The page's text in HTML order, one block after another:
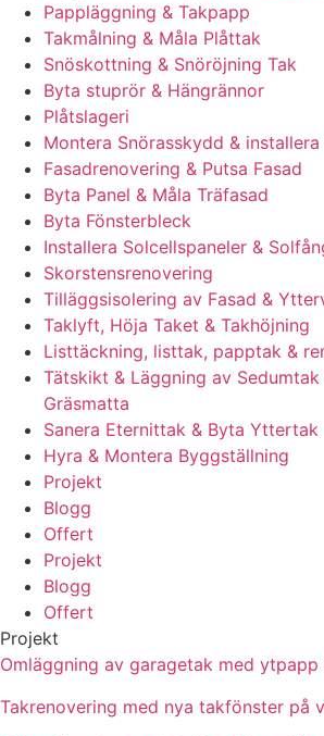
Pappläggning & Takpapp
Takmålning & Måla Plåttak
Snöskottning & Snöröjning Tak
Byta stuprör & Hängrännor
Plåtslageri
Montera Snörasskydd &
Fasadrenovering & Putsa Fasad
Byta Panel & Måla Träfasad
Byta Fönsterbleck
Installera Solcellspaneler &
Skorstensrenovering
Tilläggsisolering av Fasad &
Taklyft, Höja Taket & Takhöjning
Listtäckning, listtak, papptak &
Tätskikt & Läggning av
Gräsmatta
Sanera Eternittak & Byta Yttertak
Hyra & Montera Byggställning
Projekt
Blogg
Offert
Projekt
Blogg
Offert
Projekt
Omläggning av garagetak med ytpapp
Takrenovering med nya takfönster på